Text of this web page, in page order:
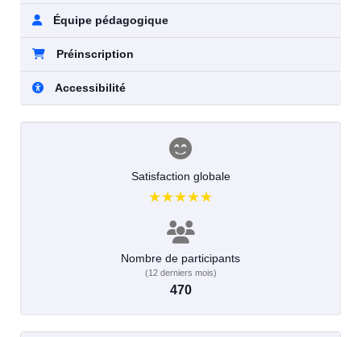
Équipe pédagogique
Préinscription
Accessibilité
Satisfaction globale
★★★★★
★★★★★
Nombre de participants
(12 derniers mois)
470